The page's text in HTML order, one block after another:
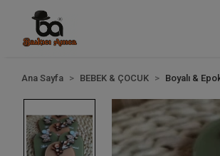
Ana Sayfa BEBEK & ÇOCUK Boyalı &